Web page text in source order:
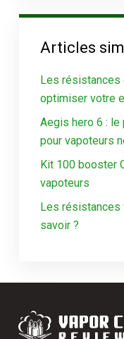
Articles
Les résistances
optimiser votre
Aegis hero 6 :
pour vapoteurs
Kit 100 booster
vapoteurs
Les résistances
savoir ?